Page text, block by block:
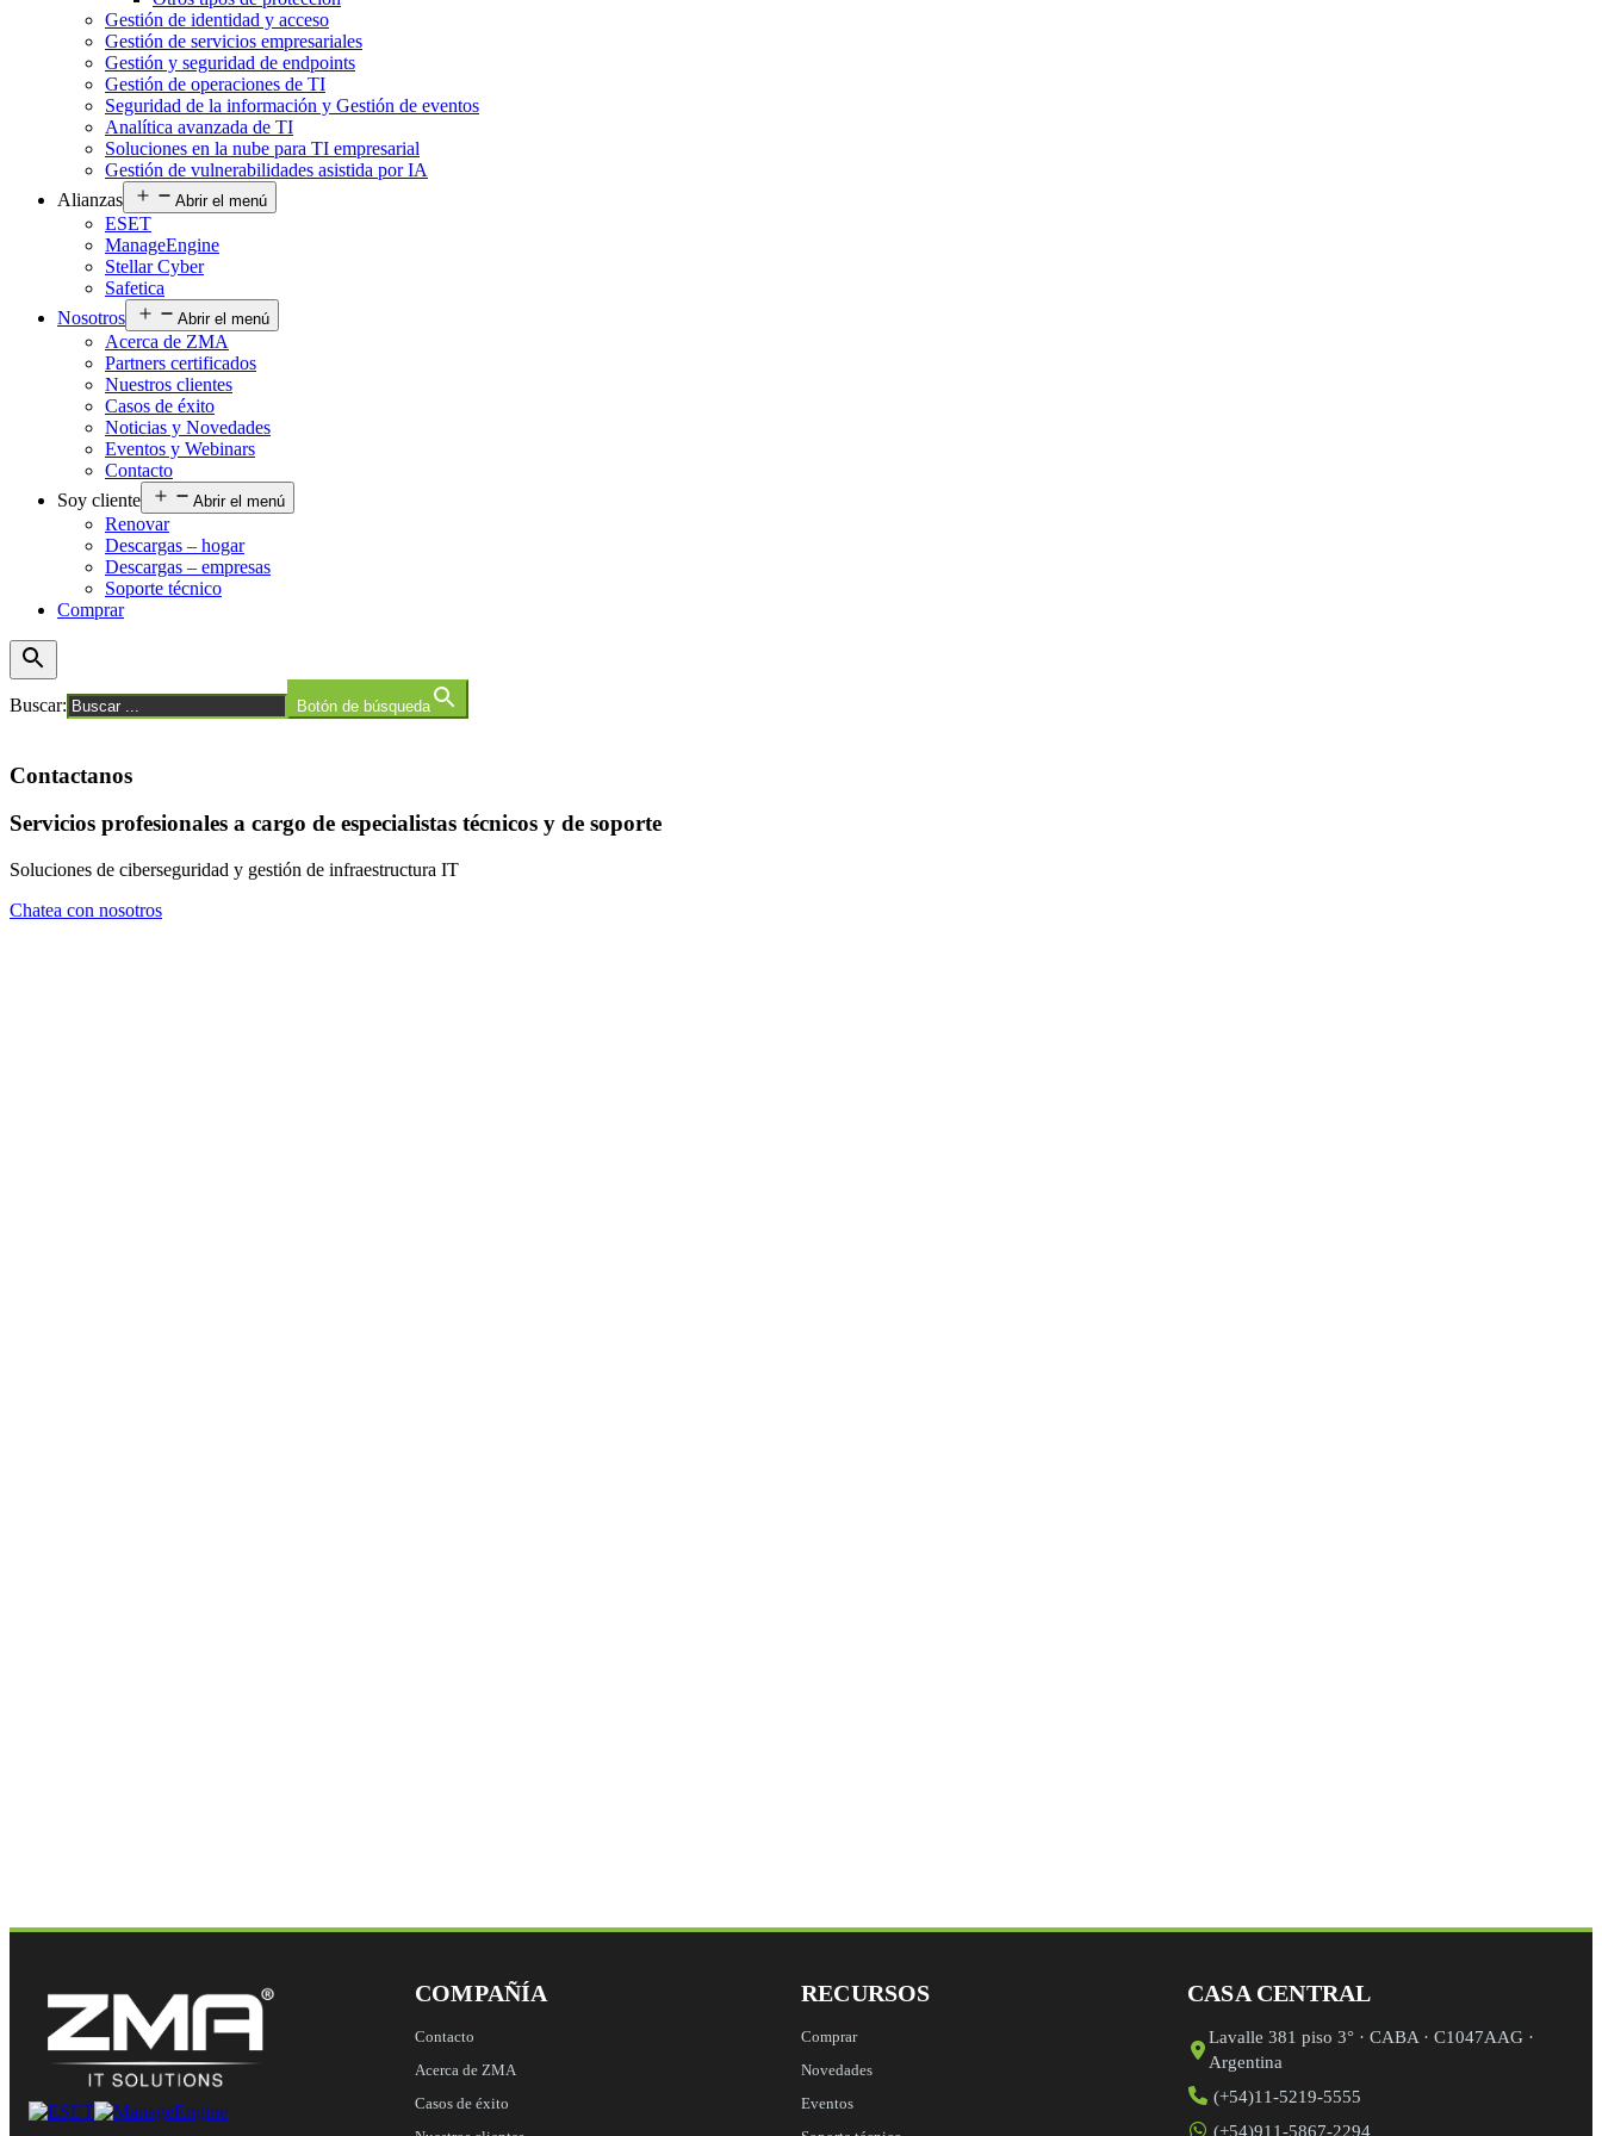
Gestión de identidad y acceso
Gestión de servicios empresariales
Gestión y seguridad de endpoints
Gestión de operaciones de TI
Seguridad de la información y Gestión de eventos
Analítica avanzada de TI
Soluciones en la nube para TI empresarial
Gestión de vulnerabilidades asistida por IA
Alianzas
Abrir el menú
ESET
ManageEngine
Stellar Cyber
Safetica
Nosotros
Abrir el menú
Acerca de ZMA
Partners certificados
Nuestros clientes
Casos de éxito
Noticias y Novedades
Eventos y Webinars
Contacto
Soy cliente
Abrir el menú
Renovar
Descargas – hogar
Descargas – empresas
Soporte técnico
Comprar
Buscar: Botón de búsqueda
Contactanos
Servicios profesionales a cargo de especialistas técnicos y de soporte
Soluciones de ciberseguridad y gestión de infraestructura IT
Chatea con nosotros
COMPAÑÍA
Contacto
Acerca de ZMA
Casos de éxito
RECURSOS
Comprar
Novedades
Eventos
CASA CENTRAL
Lavalle 381 piso 3° · CABA · C1047AAG ·
Argentina
(+54)11-5219-5555
(+54)911-5867-2294